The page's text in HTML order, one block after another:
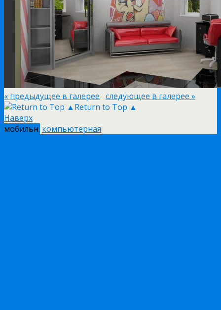
« предыдущее в галерее следующее в галерее »
Return to Top ▲
Наверх
мобильн. компьютерная